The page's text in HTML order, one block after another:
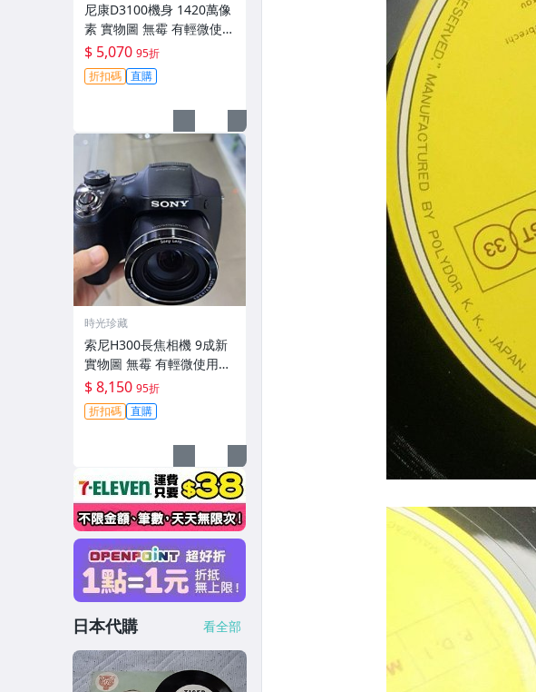
尼康D3100機身 1420萬像
素 實物圖 無霉 有輕微使用
痕跡 機身原裝 無拆修無翻
新 臨-343
$ 5,070 95折
折扣碼 直購
時光珍藏
索尼H300長焦相機 9成新
實物圖 無霉 有輕微使用痕
跡 機身鏡頭原裝 無拆修無
翻新-3430
$ 8,150 95折
折扣碼 直購
日本代購 看全部